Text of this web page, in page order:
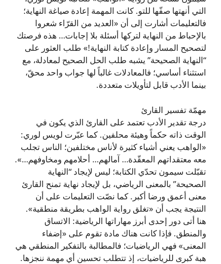
التي أنهتها صفّها للتو. كانت المهمة إعادة صياغة النهاية؛
فالتعليمات أشارت إلى أن «العديد من القرّاء شعروا
بالإحباط من النهاية لتركها أسئلة بلا إجابات… هذه فرصتك
لتصحيح المسار وإعادة كتابة النهاية!» طلب العثور على
“النهاية الصحيحة” يشبه طلب الحل الصحيح لمعادلة، مع
استثناء أساسي؛ فالمعادلات غالباً لها جواب واحد محقّ،
بينما الأدب قابل لتأويلات متعددة.
مهمّة تفسير القارئ
درجة تقدير الأدب تعتمد على القارئ الذي يكون في
الوقت ذاته حكماً وهيئة محلفين. كما عبّرت لويس لوري:
«الواهب يعني أشياء كثيرة لأناس مختلفين؛ الناس تجلب
معه معتقداتهم المعقّدة… آمالهم… أحلامهم ومخاوفهم…».
تقبّلت سيمون تحدّي الكتابة؛ ليس لإيجاد “النهاية
الصحيحة” بالمعنى الرياضي، بل لإيجاد نهاية تمنح القارئ
معنى أعمق ورضا أكبر. كما نصّت التعليمات على أن
النتيجة يجب أن «تغلق رواية الواهب بطريقة منطقية».
هنا أتى دور إحدى أبرز مهاراتها الرياضية: الاتساق
والمنطق. فإذا كانت هناك مادة تقوم على «إضفاء
المعنى» فهي الرياضيات؛ فالمطالبة بالتفكير المنطقي هي
هبة كبرى للرياضيات، إذ تتطلب تحسين أي مهمة ننجزها.